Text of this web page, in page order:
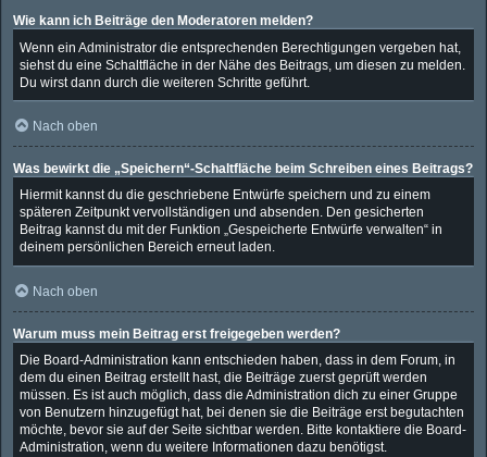
Wie kann ich Beiträge den Moderatoren melden?
Wenn ein Administrator die entsprechenden Berechtigungen vergeben hat,
siehst du eine Schaltfläche in der Nähe des Beitrags, um diesen zu melden.
Du wirst dann durch die weiteren Schritte geführt.
Nach oben
Was bewirkt die „Speichern“-Schaltfläche beim Schreiben eines Beitrags?
Hiermit kannst du die geschriebene Entwürfe speichern und zu einem
späteren Zeitpunkt vervollständigen und absenden. Den gesicherten
Beitrag kannst du mit der Funktion „Gespeicherte Entwürfe verwalten“ in
deinem persönlichen Bereich erneut laden.
Nach oben
Warum muss mein Beitrag erst freigegeben werden?
Die Board-Administration kann entschieden haben, dass in dem Forum, in
dem du einen Beitrag erstellt hast, die Beiträge zuerst geprüft werden
müssen. Es ist auch möglich, dass die Administration dich zu einer Gruppe
von Benutzern hinzugefügt hat, bei denen sie die Beiträge erst begutachten
möchte, bevor sie auf der Seite sichtbar werden. Bitte kontaktiere die Board-
Administration, wenn du weitere Informationen dazu benötigst.